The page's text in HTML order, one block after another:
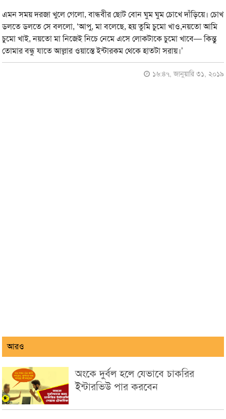
এমন সময় দরজা খুলে গেলো, বান্ধবীর ছোট বোন ঘুম ঘুম চোখে দাঁড়িয়ে। চোখ
ডলতে ডলতে সে বললো, ‘আপু, মা বলেছে, হয় তুমি চুমো খাও,নয়তো আমি
চুমো খাই, নয়তো মা নিজেই নিচে নেমে এসে লোকটাকে চুমো খাবে— কিন্তু
তোমার বন্ধু যাতে আল্লার ওয়াস্তে ইন্টারকম থেকে হাতটা সরায়।’
১৬:৪৭, জানুয়ারি ৩১, ২০১৯
আরও
অংকে দুর্বল হলে যেভাবে চাকরির
ইন্টারভিউ পার করবেন